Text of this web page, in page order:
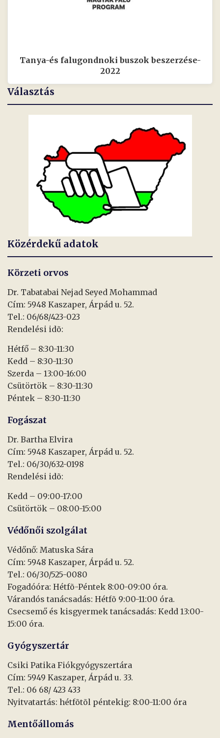
Tanya-és falugondnoki buszok beszerzése-
2022
Választás
Közérdekű adatok
Körzeti orvos
Dr. Tabatabai Nejad Seyed Mohammad
Cím: 5948 Kaszaper, Árpád u. 52.
Tel.: 06/68/423-023
Rendelési idõ:
Hétfő – 8:30-11:30
Kedd – 8:30-11:30
Szerda – 13:00-16:00
Csütörtök – 8:30-11:30
Péntek – 8:30-11:30
Fogászat
Dr. Bartha Elvira
Cím: 5948 Kaszaper, Árpád u. 52.
Tel.: 06/30/632-0198
Rendelési idõ:
Kedd – 09:00-17:00
Csütörtök – 08:00-15:00
Védőnői szolgálat
Védőnő: Matuska Sára
Cím: 5948 Kaszaper, Árpád u. 52.
Tel.: 06/30/525-0080
Fogadóóra: Hétfõ-Péntek 8:00-09:00 óra.
Várandós tanácsadás: Hétfõ 9:00-11:00 óra.
Csecsemő és kisgyermek tanácsadás: Kedd 13:00-
15:00 óra.
Gyógyszertár
Csiki Patika Fiókgyógyszertára
Cím: 5949 Kaszaper, Árpád u. 33.
Tel.: 06 68/ 423 433
Nyitvatartás: hétfõtõl péntekig: 8:00-11:00 óra
Mentőállomás